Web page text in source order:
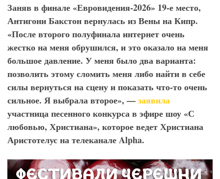
Заняв в финале «Евровидения-2026» 19-е место,
Антигони Бакстон вернулась из Вены на Кипр.
«После второго полуфинала интернет очень
жестко на меня обрушился, и это оказало на меня
большое давление. У меня было два варианта:
позволить этому сломить меня либо найти в себе
силы вернуться на сцену и показать что-то очень
сильное. Я выбрала второе», —заявила
участница песенного конкурса в эфире шоу «С
любовью, Христиана», которое ведет Христиана
Аристотелус на телеканале Alpha.